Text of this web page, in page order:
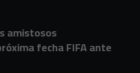
amistosos
fecha FIFA ante